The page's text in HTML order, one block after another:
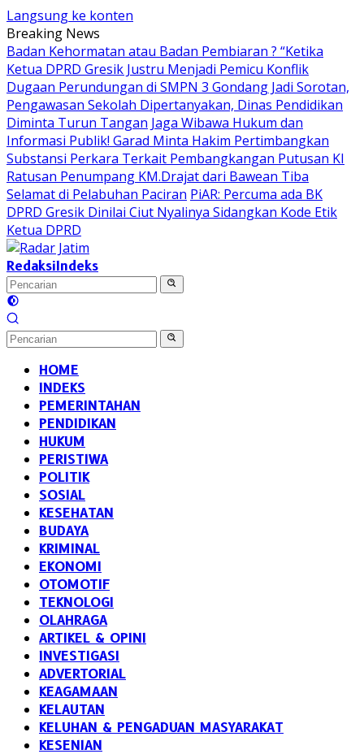
Langsung ke konten
Breaking News
Badan Kehormatan atau Badan Pembiaran ? “Ketika
Ketua DPRD Gresik Justru Menjadi Pemicu Konflik
Dugaan Perundungan di SMPN 3 Gondang Jadi Sorotan,
Pengawasan Sekolah Dipertanyakan, Dinas Pendidikan
Diminta Turun Tangan Jaga Wibawa Hukum dan
Informasi Publik! Garad Minta Hakim Pertimbangkan
Substansi Perkara Terkait Pembangkangan Putusan KI
Ratusan Penumpang KM.Drajat dari Bawean Tiba
Selamat di Pelabuhan Paciran PiAR: Percuma ada BK
DPRD Gresik Dinilai Ciut Nyalinya Sidangkan Kode Etik
Ketua DPRD
RedaksiIndeks
HOME
INDEKS
PEMERINTAHAN
PENDIDIKAN
HUKUM
PERISTIWA
POLITIK
SOSIAL
KESEHATAN
BUDAYA
KRIMINAL
EKONOMI
OTOMOTIF
TEKNOLOGI
OLAHRAGA
ARTIKEL & OPINI
INVESTIGASI
ADVERTORIAL
KEAGAMAAN
KELAUTAN
KELUHAN & PENGADUAN MASYARAKAT
KESENIAN